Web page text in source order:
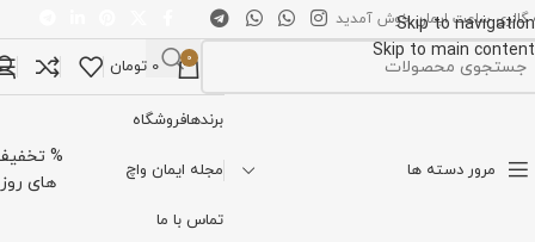
Skip to navigation
Skip to main content
گالری ساعت ایمان خوش آمدید
0
0 تومان
مرور دسته ها
برندهافروشگاه
مجله ایمان واچ
تماس با ما
%
های روز